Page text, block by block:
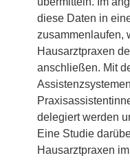
diese Daten in
zusammenlaufen,
Hausarztpraxen
anschließen. Mit
delegiert werden
Eine Studie
Hausarztpraxen